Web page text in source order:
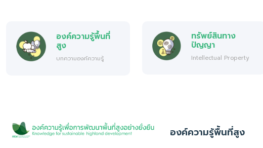
องค์ความรู้พื้นที่
สูง
บทความองค์ความรู้
ทรัพย์สินทาง
ปัญญา
Intellectual Property
องค์ความรู้พื้นที่สูง